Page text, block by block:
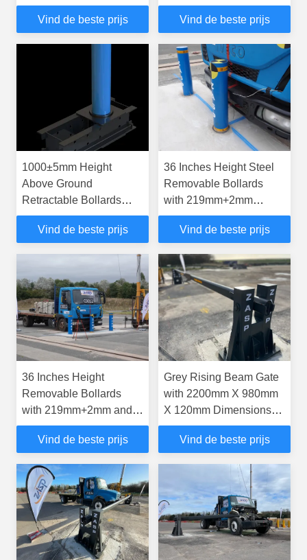
mmH Afmetingen en
werktemperatuur
Vind de beste prijs
en warm gedompelde
gegalvaniseerde
verkeersveiligheid
Vind de beste prijs
1000±5mm Height
Above Ground
Retractable Bollards
20/25/30/40/50/60/70mm
for Customer
Vind de beste prijs
36 Inches Height Steel
Removable Bollards
with 219mm+2mm
Cylinder Diameter and
Easy Removal
Vind de beste prijs
36 Inches Height
Removable Bollards
with 219mm+2mm and
157mm+2mm Cylinder
Diameter for Secure
Vind de beste prijs
Grey Rising Beam Gate
with 2200mm X 980mm
X 120mm Dimensions
and ≤50 Meters Remote
Control for -20℃ ~ 60℃
Vind de beste prijs